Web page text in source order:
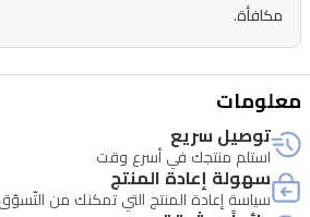
مكافأة.
معلومات
توصيل سريع
استلم منتجك في أسرع وقت
سهولة إعادة المنتج
سياسة إعادة المنتج التي تمكنك من